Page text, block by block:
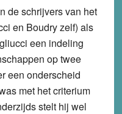
de schrijvers van het
en Boudry zelf) als
een indeling
op twee
een onderscheid
met het criterium
stelt hij wel